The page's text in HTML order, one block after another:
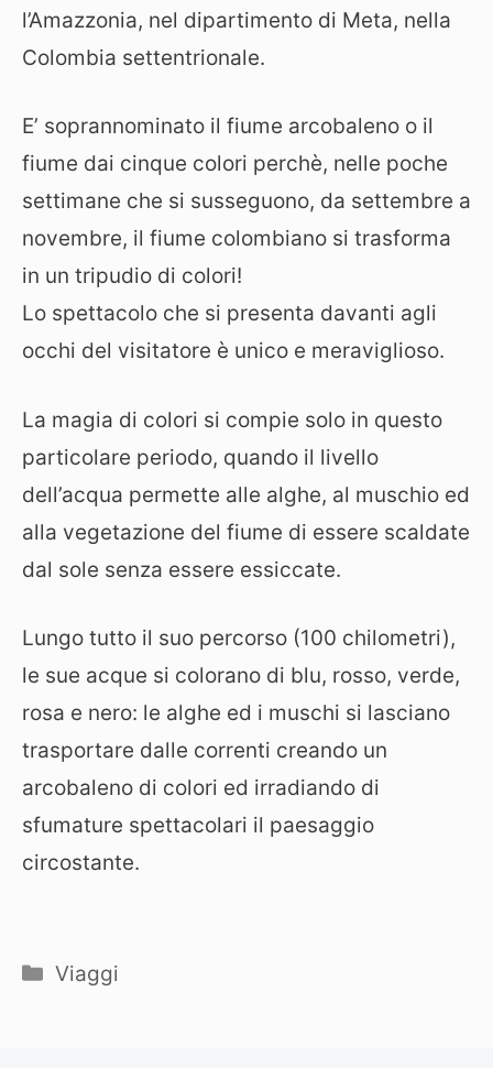
l’Amazzonia, nel dipartimento di Meta, nella
Colombia settentrionale.
E’ soprannominato il fiume arcobaleno o il
fiume dai cinque colori perchè, nelle poche
settimane che si susseguono, da settembre a
novembre, il fiume colombiano si trasforma
in un tripudio di colori!
Lo spettacolo che si presenta davanti agli
occhi del visitatore è unico e meraviglioso.
La magia di colori si compie solo in questo
particolare periodo, quando il livello
dell’acqua permette alle alghe, al muschio ed
alla vegetazione del fiume di essere scaldate
dal sole senza essere essiccate.
Lungo tutto il suo percorso (100 chilometri),
le sue acque si colorano di blu, rosso, verde,
rosa e nero: le alghe ed i muschi si lasciano
trasportare dalle correnti creando un
arcobaleno di colori ed irradiando di
sfumature spettacolari il paesaggio
circostante.
Categorie
Viaggi